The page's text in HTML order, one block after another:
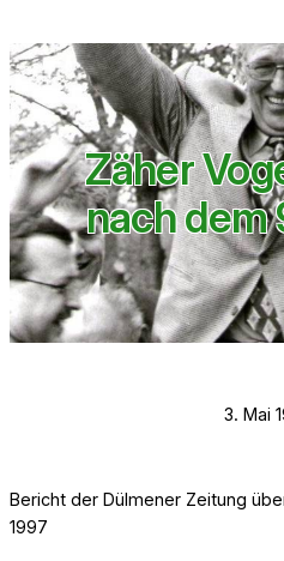
Zäher
nach dem
3. Mai
Bericht der Dülmener Zeitung
1997